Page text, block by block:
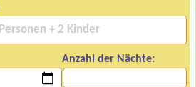
Anzahl der Nächte: